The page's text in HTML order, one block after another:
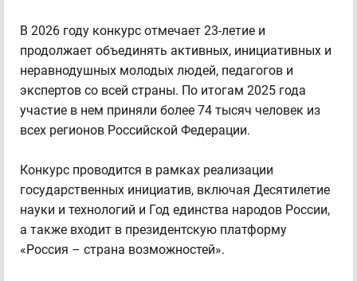
В 2026 году конкурс отмечает 23-летие и
продолжает объединять активных, инициативных и
неравнодушных молодых людей, педагогов и
экспертов со всей страны. По итогам 2025 года
участие в нем приняли более 74 тысяч человек из
всех регионов Российской Федерации.
Конкурс проводится в рамках реализации
государственных инициатив, включая Десятилетие
науки и технологий и Год единства народов России,
а также входит в президентскую платформу
«Россия – страна возможностей».